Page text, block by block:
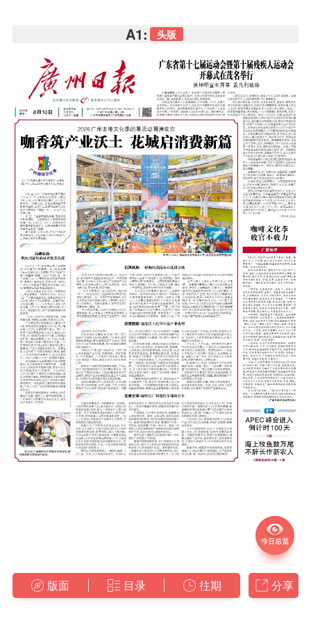
A1: 头版
版面 目录 往期 分享